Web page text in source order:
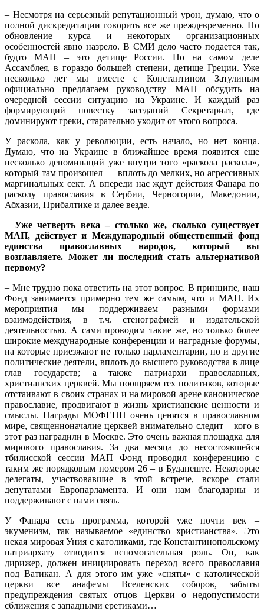
– Несмотря на серьезный репутационный урон, думаю, что о
полной дискредитации говорить все же преждевременно. Но
обновление курса и некоторых организационных
особенностей явно назрело. В СМИ дело часто подается так,
будто МАП – это детище России. Но на самом деле
Ассамблея, в гораздо большей степени, детище Греции. Уже
несколько лет мы вместе с Константином Затулиным
официально предлагаем руководству МАП обсудить на
очередной сессии ситуацию на Украине. И каждый раз
формирующий повестку заседаний Секретариат, где
доминируют греки, старательно уходит от этого вопроса.
У раскола, как у революции, есть начало, но нет конца.
Думаю, что на Украине в ближайшее время появится еще
несколько деноминаций уже внутри того «раскола раскола»,
который там произошел — вплоть до мелких, но агрессивных
маргинальных сект. А впереди нас ждут действия Фанара по
расколу православия в Сербии, Черногории, Македонии,
Абхазии, Прибалтике и далее везде.
– Уже четверть века – столько же, сколько существует
МАП, действует и Международный общественный фонд
единства православных народов, который вы
возглавляете. Может ли последний стать альтернативой
первому?
– Мне трудно пока ответить на этот вопрос. В принципе, наш
Фонд занимается примерно тем же самым, что и МАП. Их
мероприятия мы поддерживаем разными формами
взаимодействия, в т.ч. стенографией и издательской
деятельностью. А сами проводим такие же, но только более
широкие международные конференции и наградные форумы,
на которые приезжают не только парламентарии, но и другие
политические деятели, вплоть до высшего руководства в лице
глав государств; а также патриархи православных,
христианских церквей. Мы поощряем тех политиков, которые
отстаивают в своих странах и на мировой арене каноническое
православие, продвигают в жизнь христианские ценности и
смыслы. Награды МОФЕПН очень ценятся в православном
мире, священноначалие церквей внимательно следит – кого в
этот раз наградили в Москве. Это очень важная площадка для
мирового православия. За два месяца до несостоявшейся
тбилисской сессии МАП Фонд проводил конференцию с
таким же порядковым номером 26 – в Будапеште. Некоторые
делегаты, участвовавшие в этой встрече, вскоре стали
депутатами Европарламента. И они нам благодарны и
поддерживают с нами связь.
У Фанара есть программа, которой уже почти век –
экуменизм, так называемое «единство христианства». Это
некая мировая Уния с католиками, где Константинопольскому
патриархату отводится вспомогательная роль. Он, как
дирижер, должен инициировать переход всего православия
под Ватикан. А для этого им уже «сняты» с католической
церкви все анафемы Вселенских соборов, забыты
предупреждения святых отцов Церкви о недопустимости
сближения с западными еретиками…